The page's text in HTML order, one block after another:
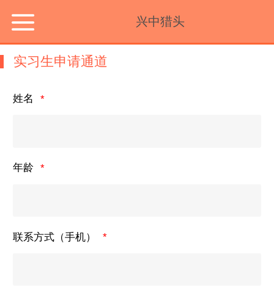
兴中猎头
实习生申请通道
姓名
年龄
联系方式（手机）